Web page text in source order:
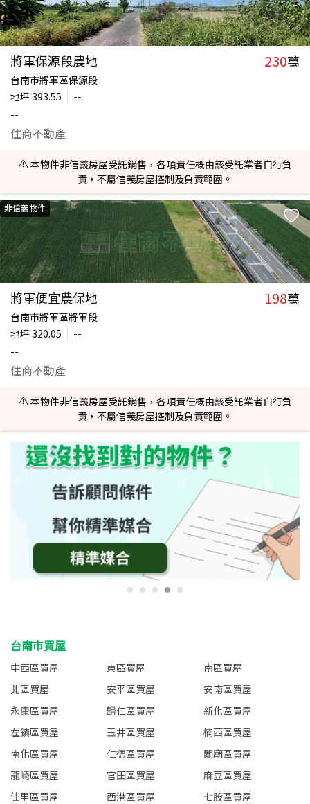
將軍保源段農地 230萬
台南市將軍區保源段
地坪 393.55
--
--
住商不動產
⚠️ 本物件非信義房屋受託銷售，各項責任概由該受託業者自行負
責，不屬信義房屋控制及負責範圍。
非信義物件
將軍便宜農保地 198萬
台南市將軍區將軍段
地坪 320.05
--
--
住商不動產
⚠️ 本物件非信義房屋受託銷售，各項責任概由該受託業者自行負
責，不屬信義房屋控制及負責範圍。
台南市買屋
中西區買屋 東區買屋
南區買屋
北區買屋
安平區買屋
安南區買屋
永康區買屋
歸仁區買屋
新化區買屋
左鎮區買屋
玉井區買屋
楠西區買屋
南化區買屋
仁德區買屋
關廟區買屋
龍崎區買屋
官田區買屋
麻豆區買屋
佳里區買屋
西港區買屋
七股區買屋